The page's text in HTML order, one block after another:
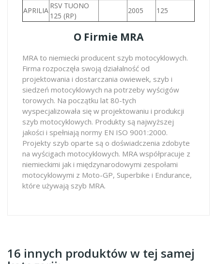
APRILIA
RSV TUONO
125 (RP)
2005 125
O Firmie MRA
MRA to niemiecki producent szyb motocyklowych.
Firma rozpoczęła swoją działalność od
projektowania i dostarczania owiewek, szyb i
siedzeń motocyklowych na potrzeby wyścigów
torowych. Na początku lat 80-tych
wyspecjalizowała się w projektowaniu i produkcji
szyb motocyklowych. Produkty są najwyższej
jakości i spełniają normy EN ISO 9001:2000.
Projekty szyb oparte są o doświadczenia zdobyte
na wyścigach motocyklowych. MRA współpracuje z
niemieckimi jak i międzynarodowymi zespołami
motocyklowymi z Moto-GP, Superbike i Endurance,
które używają szyb MRA.
16 innych produktów w tej samej